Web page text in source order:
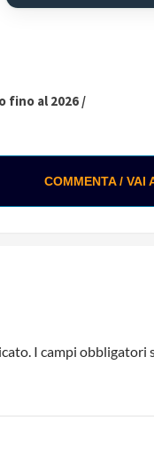
fino al 2026 /
COMMENTA / VAI
I campi obbligatori